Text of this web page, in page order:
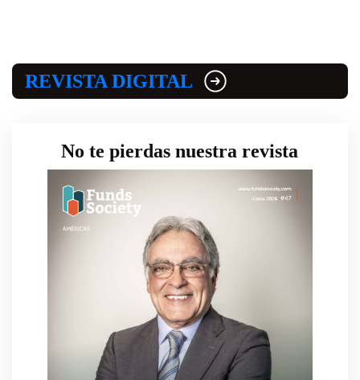
REVISTA DIGITAL
No te pierdas nuestra revista